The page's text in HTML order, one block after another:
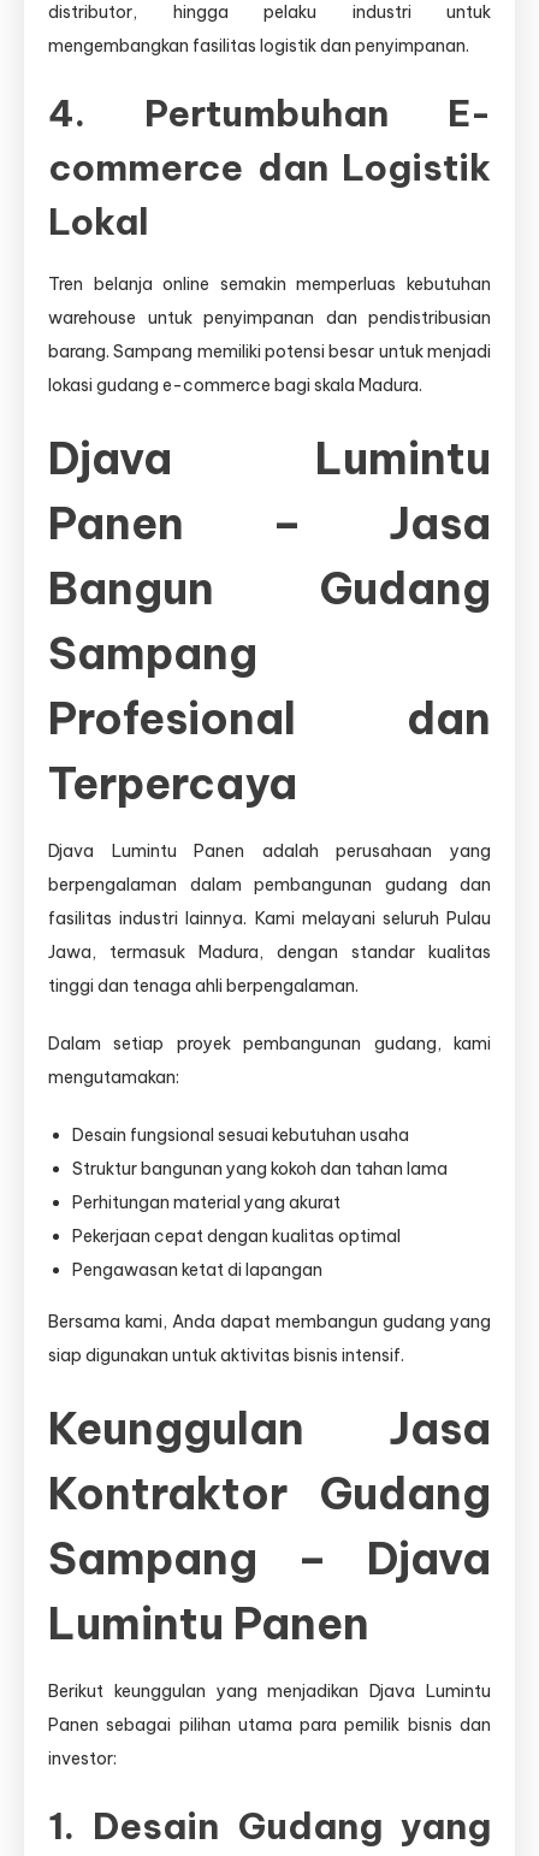
distributor, hingga pelaku industri untuk
mengembangkan fasilitas logistik dan penyimpanan.
4. Pertumbuhan E-
commerce dan Logistik
Lokal
Tren belanja online semakin memperluas kebutuhan
warehouse untuk penyimpanan dan pendistribusian
barang. Sampang memiliki potensi besar untuk menjadi
lokasi gudang e-commerce bagi skala Madura.
Djava Lumintu
Panen – Jasa
Bangun Gudang
Sampang
Profesional dan
Terpercaya
Djava Lumintu Panen adalah perusahaan yang
berpengalaman dalam pembangunan gudang dan
fasilitas industri lainnya. Kami melayani seluruh Pulau
Jawa, termasuk Madura, dengan standar kualitas
tinggi dan tenaga ahli berpengalaman.
Dalam setiap proyek pembangunan gudang, kami
mengutamakan:
Desain fungsional sesuai kebutuhan usaha
Struktur bangunan yang kokoh dan tahan lama
Perhitungan material yang akurat
Pekerjaan cepat dengan kualitas optimal
Pengawasan ketat di lapangan
Bersama kami, Anda dapat membangun gudang yang
siap digunakan untuk aktivitas bisnis intensif.
Keunggulan Jasa
Kontraktor Gudang
Sampang – Djava
Lumintu Panen
Berikut keunggulan yang menjadikan Djava Lumintu
Panen sebagai pilihan utama para pemilik bisnis dan
investor:
1. Desain Gudang yang